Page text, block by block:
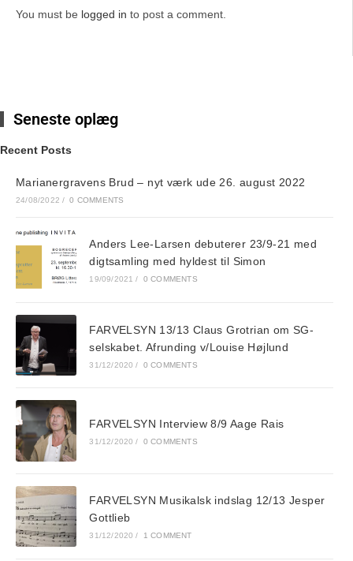
You must be logged in to post a comment.
Seneste oplæg
Recent Posts
Marianergravens Brud – nyt værk ude 26. august 2022
24/08/2022 / 0 COMMENTS
Anders Lee-Larsen debuterer 23/9-21 med
digtsamling med hyldest til Simon
19/09/2021 / 0 COMMENTS
FARVELSYN 13/13 Claus Grotrian om SG-
selskabet. Afrunding v/Louise Højlund
31/12/2020 / 0 COMMENTS
FARVELSYN Interview 8/9 Aage Rais
31/12/2020 / 0 COMMENTS
FARVELSYN Musikalsk indslag 12/13 Jesper
Gottlieb
31/12/2020 / 1 COMMENT